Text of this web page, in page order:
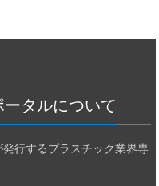
ータルについて
発行するプラスチック業界専